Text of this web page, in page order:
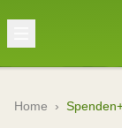
Home ›